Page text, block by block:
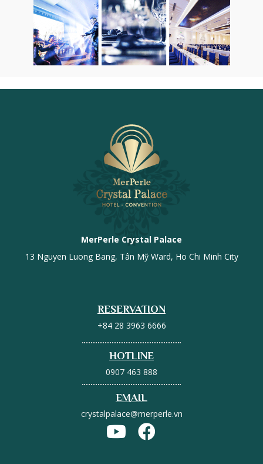
MerPerle Crystal Palace
13 Nguyen Luong Bang, Tân Mỹ Ward, Ho Chi Minh City
RESERVATION
+84 28 3963 6666
HOTLINE
0907 463 888
EMAIL
crystalpalace@merperle.vn